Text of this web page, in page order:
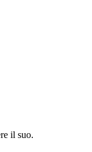
il suo.